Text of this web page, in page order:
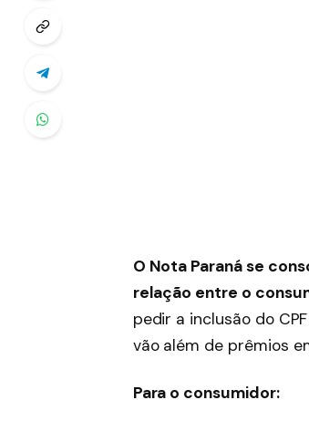
O Nota Paraná se
relação entre o
pedir a inclusão do
vão além de prêmios
Para o consumidor: